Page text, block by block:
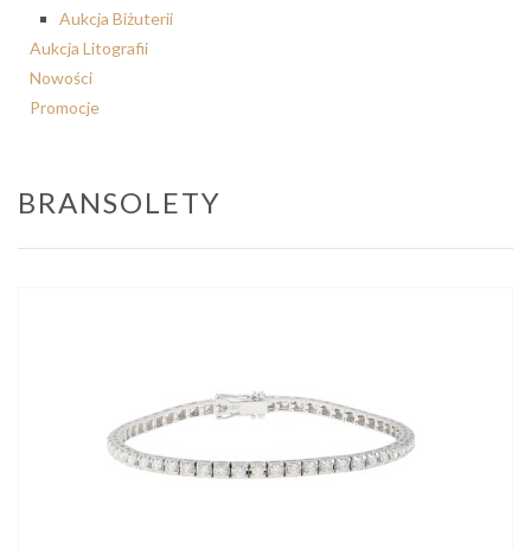
Aukcja Biżuterii
Aukcja Litografii
Nowości
Promocje
BRANSOLETY